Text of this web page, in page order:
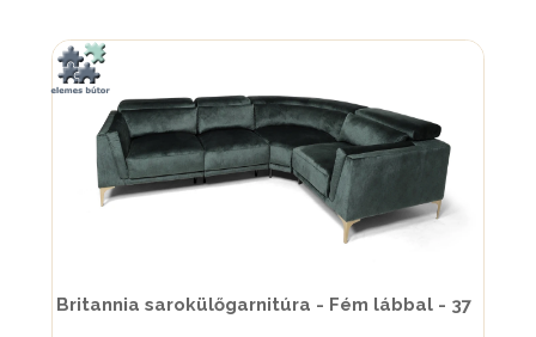
Britannia sarokülőgarnitúra - Fém lábbal - 37